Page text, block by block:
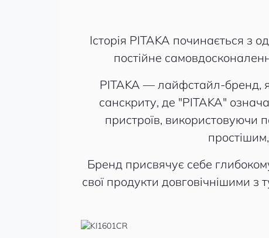
Історія PITAKA починається з
постійне
PITAKA — лайфстайл-бренд,
санскриту, де "PITAKA"
пристроїв, використовуючи
Бренд присвячує себе
свої продукти довговічнішими